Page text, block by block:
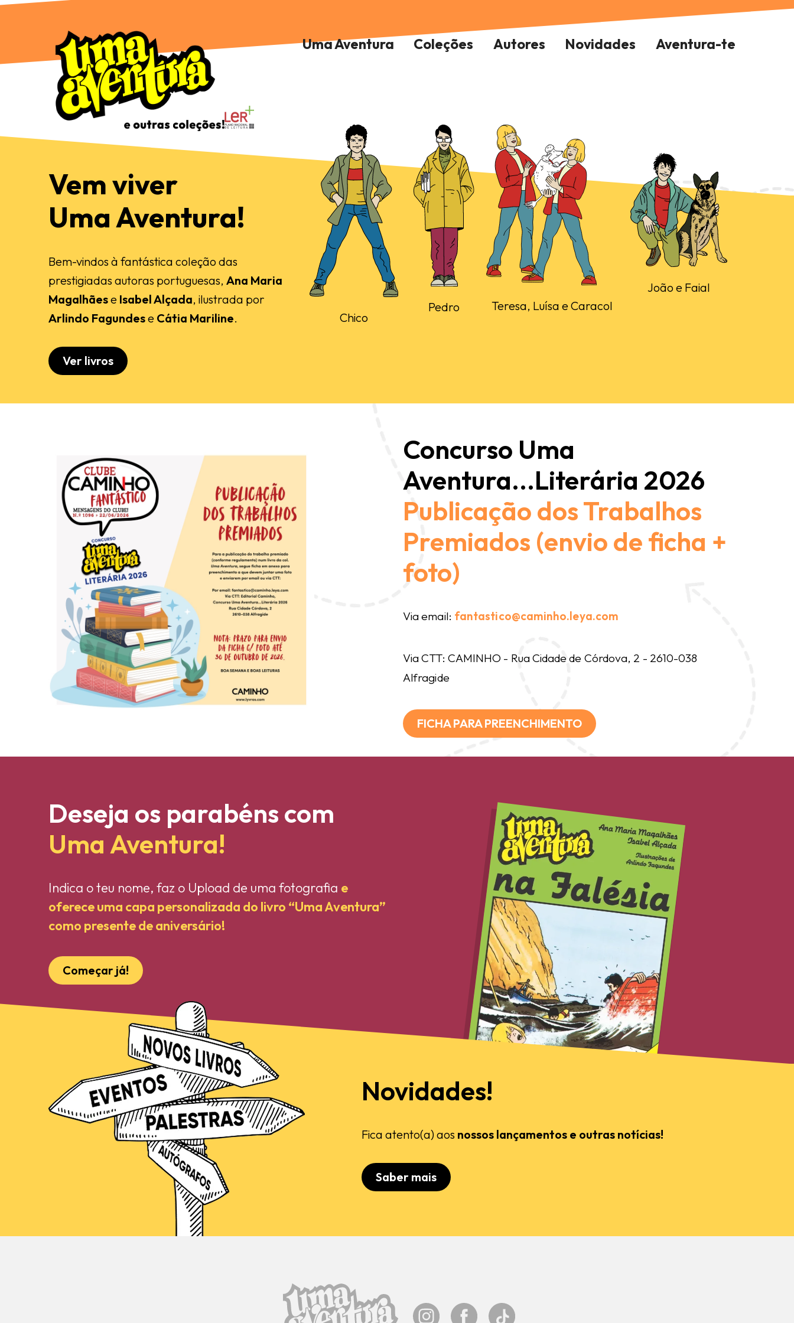
Uma Aventura Coleções Autores Novidades Aventura-te
Vem viver
Uma Aventura!
Bem-vindos à fantástica coleção das
prestigiadas autoras portuguesas, Ana Maria
Magalhãese Isabel Alçada, ilustrada por
Arlindo Fagundese Cátia Mariline.
Ver livros
Chico
Pedro Teresa, Luísa e Caracol
João e Faial
Concurso Uma
Aventura...Literária 2026
Publicação dos Trabalhos
Premiados (envio de ficha +
foto)
Via email: fantastico@caminho.leya.com
Via CTT: CAMINHO - Rua Cidade de Córdova, 2 - 2610-038
Alfragide
FICHA PARA PREENCHIMENTO
Deseja os parabéns com
Uma Aventura!
Indica o teu nome, faz o Upload de uma fotografia e
oferece uma capa personalizada do livro “Uma Aventura”
como presente de aniversário!
Começar já!
Novidades!
Fica atento(a) aos nossos lançamentos e outras notícias!
Saber mais